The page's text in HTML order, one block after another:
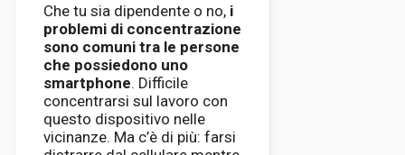
Che tu sia dipendente o no, i
problemi di concentrazione
sono comuni tra le persone
che possiedono uno
smartphone. Difficile
concentrarsi sul lavoro con
questo dispositivo nelle
vicinanze. Ma c’è di più: farsi